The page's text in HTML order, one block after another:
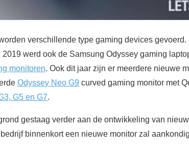
verschillende type gaming devices gevoerd.
2019 werd ook de Samsung Odyssey gaming
monitoren. Ook dit jaar zijn er meerdere nieuwe
Odyssey Neo G9 curved gaming monitor met
G5 en G7.
gestaag verder aan de ontwikkeling van
binnenkort een nieuwe monitor zal